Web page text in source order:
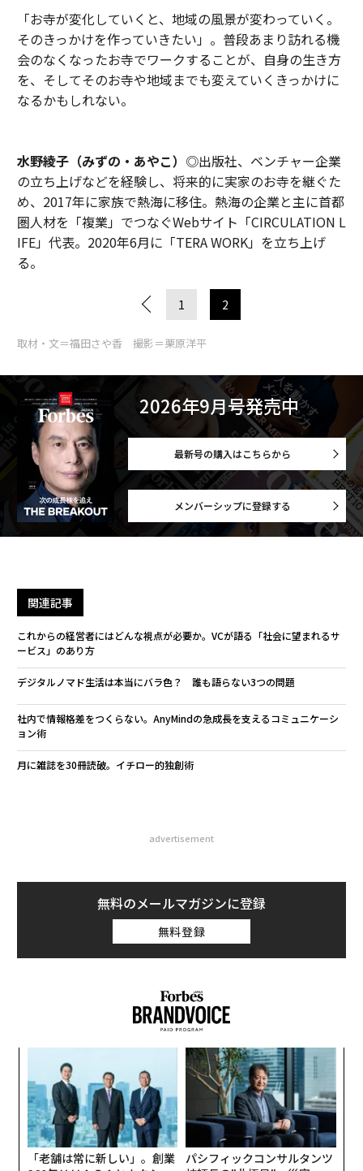
「お寺が変化していくと、地域の風景が変わっていく。
そのきっかけを作っていきたい」。普段あまり訪れる機
会のなくなったお寺でワークすることが、自身の生き方
を、そしてそのお寺や地域までも変えていくきっかけに
なるかもしれない。
水野綾子（みずの・あやこ） ◎出版社、ベンチャー企業
の立ち上げなどを経験し、将来的に実家のお寺を継ぐた
め、2017年に家族で熱海に移住。熱海の企業と主に首都
圏人材を「複業」でつなぐWebサイト「CIRCULATION L
IFE」代表。2020年6月に「TERA WORK」を立ち上げ
る。
1 2
取材・文＝福田さや香 撮影＝栗原洋平
2026年9月号発売中
最新号の購入はこちらから
メンバーシップに登録する
関連記事
これからの経営者にはどんな視点が必要か。VCが語る「社会に望まれるサ
ービス」のあり方
デジタルノマド生活は本当にバラ色？ 誰も語らない3つの問題
社内で情報格差をつくらない。AnyMindの急成長を支えるコミュニケーシ
ョン術
月に雑誌を30冊読破。イチロー的独創術
advertisement
無料のメールマガジンに登録
無料登録
「老舗は常に新しい」。創業
パシフィックコンサルタンツ